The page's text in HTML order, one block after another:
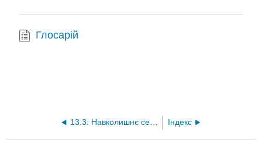
Глосарій
13.3: Навколишнє середовище Індекс